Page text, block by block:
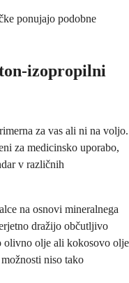
ponujajo podobne
izopropilni
za vas ali ni na voljo.
za medicinsko uporabo,
v različnih
na osnovi mineralnega
dražijo občutljivo
olivno olje ali kokosovo olje
niso tako